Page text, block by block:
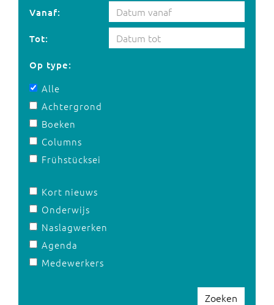
Vanaf:
Tot:
Op type:
Alle
Achtergrond
Boeken
Columns
Frühstücksei
Kort nieuws
Onderwijs
Naslagwerken
Agenda
Medewerkers
Zoeken